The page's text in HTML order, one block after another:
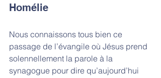
Homélie
Nous connaissons tous bien ce
passage de l’évangile où Jésus prend
solennellement la parole à la
synagogue pour dire qu’aujourd’hui